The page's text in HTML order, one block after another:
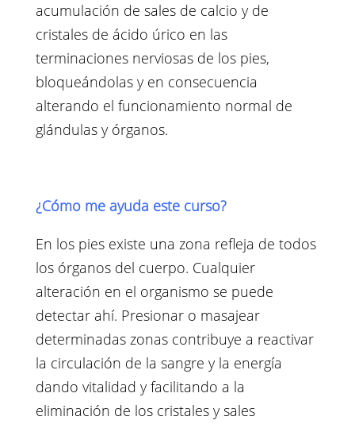
acumulación de sales de calcio y de
cristales de ácido úrico en las
terminaciones nerviosas de los pies,
bloqueándolas y en consecuencia
alterando el funcionamiento normal de
glándulas y órganos.
¿Cómo me ayuda este curso?
En los pies existe una zona refleja de todos
los órganos del cuerpo. Cualquier
alteración en el organismo se puede
detectar ahí. Presionar o masajear
determinadas zonas contribuye a reactivar
la circulación de la sangre y la energía
dando vitalidad y facilitando a la
eliminación de los cristales y sales